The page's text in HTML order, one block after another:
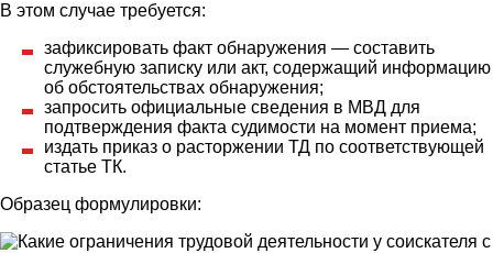
В этом случае требуется:
зафиксировать факт обнаружения — составить
служебную записку или акт, содержащий информацию
об обстоятельствах обнаружения;
запросить официальные сведения в МВД для
подтверждения факта судимости на момент приема;
издать приказ о расторжении ТД по соответствующей
статье ТК.
Образец формулировки: